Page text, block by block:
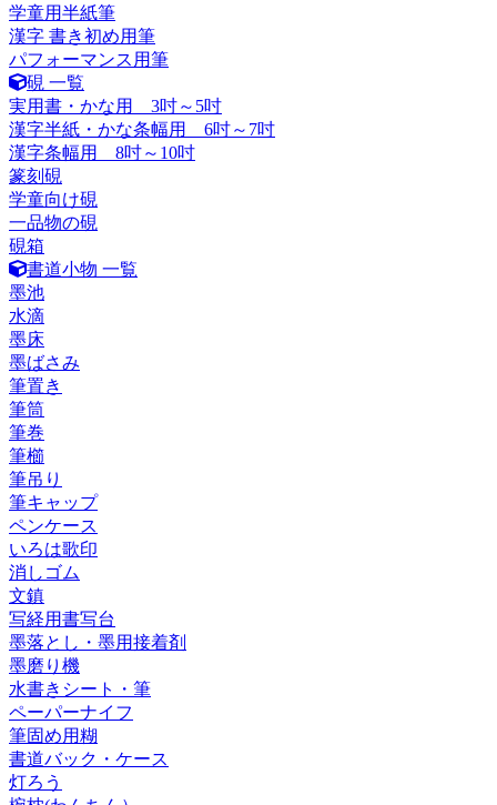
学童用半紙筆
漢字 書き初め用筆
パフォーマンス用筆
硯 一覧
実用書・かな用 3吋～5吋
漢字半紙・かな条幅用 6吋～7吋
漢字条幅用 8吋～10吋
篆刻硯
学童向け硯
一品物の硯
硯箱
書道小物 一覧
墨池
水滴
墨床
墨ばさみ
筆置き
筆筒
筆巻
筆櫛
筆吊り
筆キャップ
ペンケース
いろは歌印
消しゴム
文鎮
写経用書写台
墨落とし・墨用接着剤
墨磨り機
水書きシート・筆
ペーパーナイフ
筆固め用糊
書道バック・ケース
灯ろう